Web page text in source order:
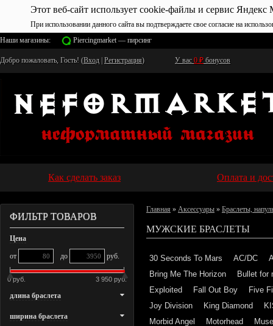
Этот веб-сайт использует cookie-файлы и сервис Яндекс
При использовании данного сайта вы подтверждаете свое согласие на
Наши магазины:
Piercingmarket — пирсинг
Добро пожаловать, Гость! (Вход Регистрация) У вас 0 ₽ бонусов
Как сделать заказ Оплата и
ФИЛЬТР ТОВАРОВ
Цена
от до руб.
0 руб. 3 950 руб.
длина браслета
ширина браслета
Главная » Аксессуары » Браслеты,
МУЖСКИЕ БРАСЛЕТЫ
30 Seconds To Mars AC/DC
Bring Me The Horizon
Bullet for
Exploited
Fall Out Boy
Five
Joy Division
King Diamond
Morbid Angel
Motorhead
Muse